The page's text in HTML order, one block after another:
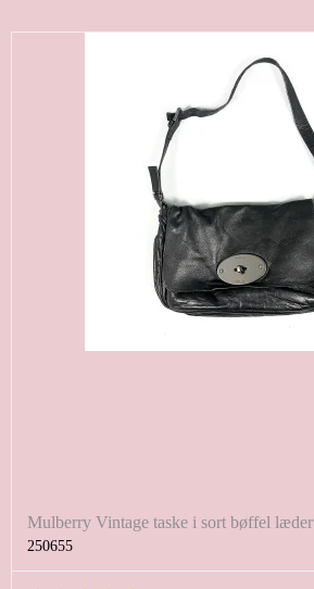
Mulberry Vintage taske i sort bøffel læder
250655